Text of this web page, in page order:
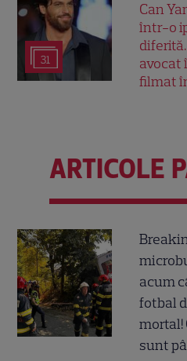
31
Can
într-o
avocat
filmat
ARTICOLE
acum
fotbal
mortal!
sunt